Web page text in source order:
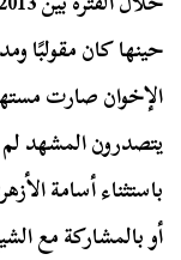
حينها كان مقولبًا
الإخوان صارت
يتصدرون المشهد لم
باستثناء أسامة
أو بالمشاركة مع